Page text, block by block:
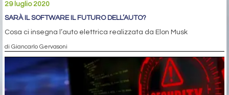
29 luglio 2020
SARÀ IL SOFTWARE IL FUTURO DELL’AUTO?
Cosa ci insegna l’auto elettrica realizzata da Elon Musk
di Giancarlo Gervasoni